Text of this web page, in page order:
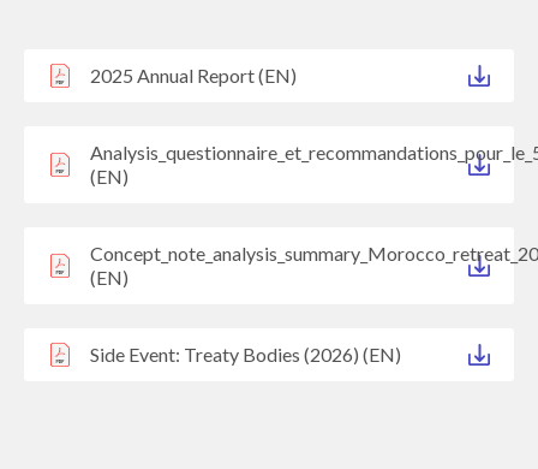
2025 Annual Report (EN)
(EN)
(EN)
Side Event: Treaty Bodies (2026) (EN)